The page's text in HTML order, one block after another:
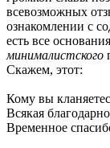
всевозможных
ознакомлении с
есть все
минималистского
Скажем, этот:
Кому вы
Всякая
Временное